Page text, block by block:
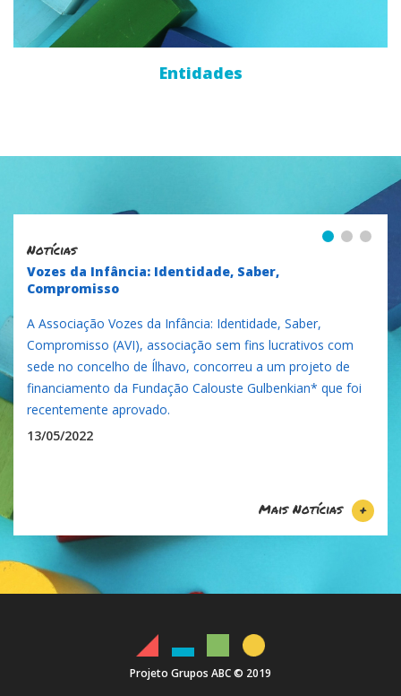
Entidades
Notícias
Vozes da Infância: Identidade, Saber,
Compromisso
A Associação Vozes da Infância: Identidade, Saber,
Compromisso (AVI), associação sem fins lucrativos com
sede no concelho de Ílhavo, concorreu a um projeto de
financiamento da Fundação Calouste Gulbenkian* que foi
recentemente aprovado.
13/05/2022
Mais Notícias +
1 2 3
Projeto Grupos ABC © 2019